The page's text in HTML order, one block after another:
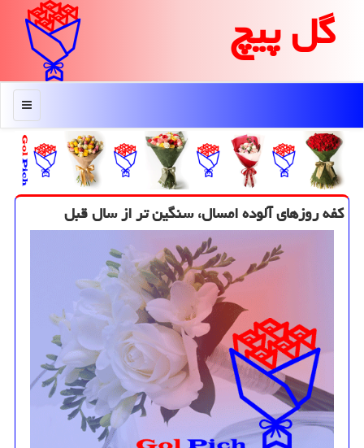
گل پیچ
منو
كفه روزهای آلوده امسال، سنگین تر از سال قبل